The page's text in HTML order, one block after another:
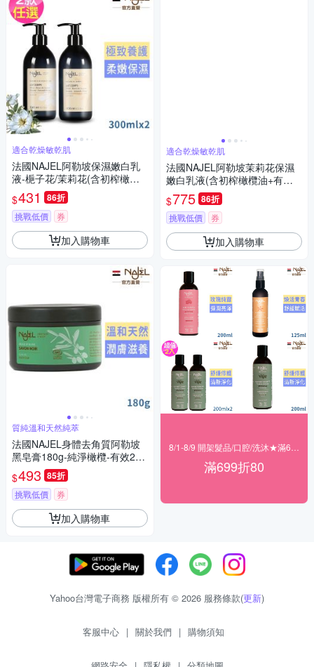
適合乾燥敏乾肌
法國NAJEL阿勒坡保濕嫩白乳
液-梔子花/茉莉花(含初榨橄欖
油+有機月桂油)300ml二款任選
買1送1
$431 86折
挑戰低價 券
加入購物車
質純溫和天然純萃
法國NAJEL身體去角質阿勒坡
黑皂膏180g-純淨橄欖-有效202
7/09
$493 85折
挑戰低價 券
加入購物車
適合乾燥敏乾肌
法國NAJEL阿勒坡茉莉花保濕
嫩白乳液(含初榨橄欖油+有機
月桂油)300ml買2送1
$775 86折
挑戰低價 券
加入購物車
滿699折80
Yahoo台灣電子商務 版權所有 © 2026 服務條款(更新)
客服中心 | 關於我們 | 購物須知